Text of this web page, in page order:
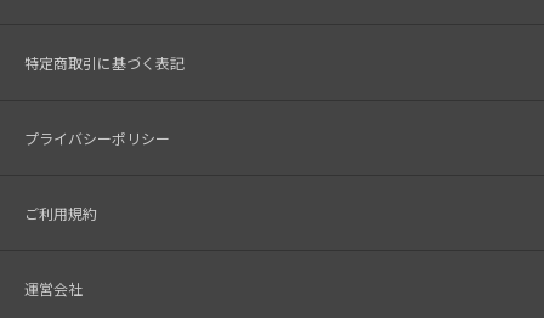
特定商取引に基づく表記
プライバシーポリシー
ご利用規約
運営会社